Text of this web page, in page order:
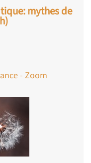
mythes de
- Zoom